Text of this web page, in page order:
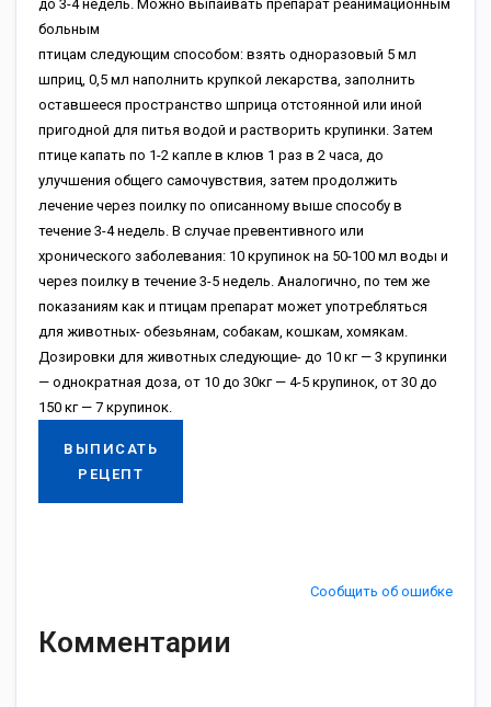
до 3-4 недель. Можно выпаивать препарат реанимационным
больным
птицам следующим способом: взять одноразовый 5 мл
шприц, 0,5 мл наполнить крупкой лекарства, заполнить
оставшееся пространство шприца отстоянной или иной
пригодной для питья водой и растворить крупинки. Затем
птице капать по 1-2 капле в клюв 1 раз в 2 часа, до
улучшения общего самочувствия, затем продолжить
лечение через поилку по описанному выше способу в
течение 3-4 недель. В случае превентивного или
хронического заболевания: 10 крупинок на 50-100 мл воды и
через поилку в течение 3-5 недель. Аналогично, по тем же
показаниям как и птицам препарат может употребляться
для животных- обезьянам, собакам, кошкам, хомякам.
Дозировки для животных следующие- до 10 кг — 3 крупинки
— однократная доза, от 10 до 30кг — 4-5 крупинок, от 30 до
150 кг — 7 крупинок.
ВЫПИСАТЬ
РЕЦЕПТ
Сообщить об ошибке
Комментарии